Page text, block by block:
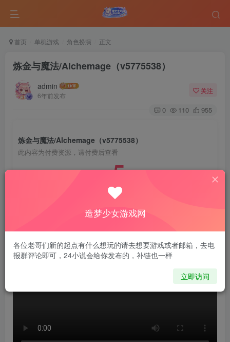
首页 单机游戏 角色扮演 正文
炼金与魔法/Alchemage（v5775538）
admin
6年前发布
关注
0 110 955
炼金与魔法/Alchemage（v5775538）
此内容为付费资源，请付费后查看
5
造梦少女游戏网
各位老哥们新的起点有什么想玩的请去想要游戏或者邮箱，去电
报群评论即可，24小说会给你发布的，补链也一样
立即访问